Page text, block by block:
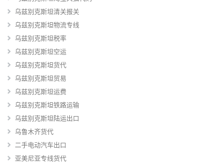
乌兹别克斯坦清关报关
乌兹别克斯坦物流专线
乌兹别克斯坦税率
乌兹别克斯坦空运
乌兹别克斯坦货代
乌兹别克斯坦贸易
乌兹别克斯坦运费
乌兹别克斯坦铁路运输
乌兹别克斯坦陆运出口
乌鲁木齐货代
二手电动汽车出口
亚美尼亚专线货代